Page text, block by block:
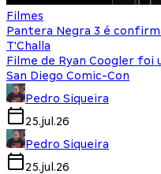
Filmes
Pantera Negra 3 é
T'Challa
Filme de Ryan Coogler foi
San Diego Comic-Con
Pedro Siqueira
25.jul.26
Pedro Siqueira
25.jul.26